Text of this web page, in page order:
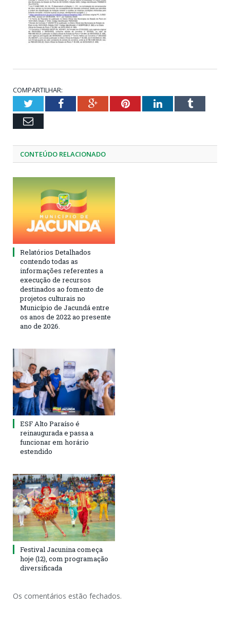
COMPARTILHAR:
TwitterFacebookGoogle+PinterestLinkedInTumblr
Email
CONTEÚDO RELACIONADO
Relatórios Detalhados
contendo todas as
informações referentes a
execução de recursos
destinados ao fomento de
projetos culturais no
Município de Jacundá entre
os anos de 2022 ao presente
ano de 2026.
ESF Alto Paraíso é
reinaugurada e passa a
funcionar em horário
estendido
Festival Jacunina começa
hoje (12), com programação
diversificada
Os comentários estão fechados.